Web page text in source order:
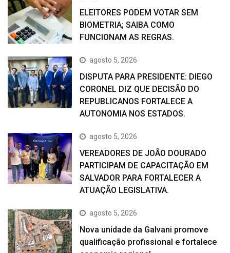
ELEITORES PODEM VOTAR SEM
BIOMETRIA; SAIBA COMO
FUNCIONAM AS REGRAS.
agosto 5, 2026
DISPUTA PARA PRESIDENTE: DIEGO
CORONEL DIZ QUE DECISÃO DO
REPUBLICANOS FORTALECE A
AUTONOMIA NOS ESTADOS.
agosto 5, 2026
VEREADORES DE JOÃO DOURADO
PARTICIPAM DE CAPACITAÇÃO EM
SALVADOR PARA FORTALECER A
ATUAÇÃO LEGISLATIVA.
agosto 5, 2026
Nova unidade da Galvani promove
qualificação profissional e fortalece